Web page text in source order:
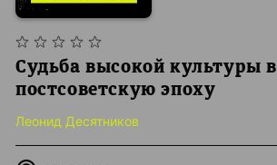
Судьба высокой культуры в
постсоветскую эпоху
Леонид Десятников